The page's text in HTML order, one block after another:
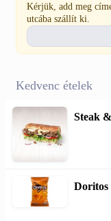
Kérjük, add meg
utcába szállít ki.
Kedvenc ételek
Steak
Doritos